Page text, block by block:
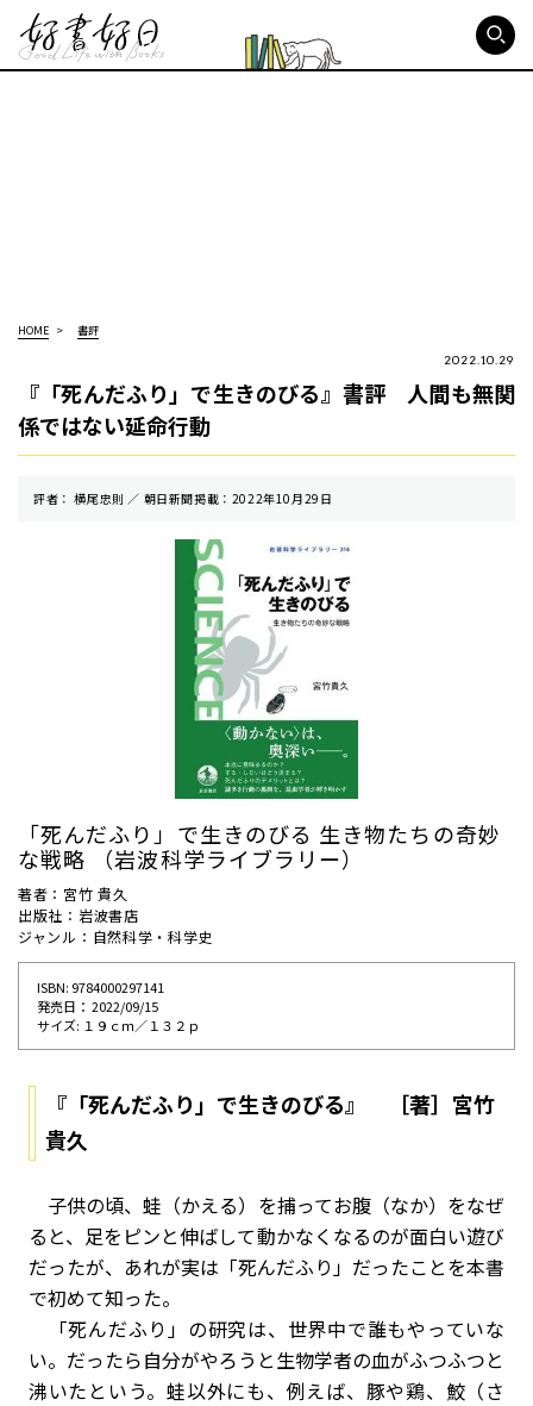
HOME 書評
2022.10.29
『「死んだふり」で生きのびる』書評 人間も無関
係ではない延命行動
評者： 横尾忠則 ／ 朝⽇新聞掲載：2022年10月29日
「死んだふり」で生きのびる 生き物たちの奇妙
な戦略 （岩波科学ライブラリー）
著者：宮竹 貴久
出版社：岩波書店
ジャンル：自然科学・科学史
ISBN: 9784000297141
発売⽇： 2022/09/15
サイズ: １９ｃｍ／１３２ｐ
『「死んだふり」で生きのびる』 ［著］宮竹
貴久
子供の頃、蛙（かえる）を捕ってお腹（なか）をなぜ
ると、足をピンと伸ばして動かなくなるのが面白い遊び
だったが、あれが実は「死んだふり」だったことを本書
で初めて知った。
「死んだふり」の研究は、世界中で誰もやっていな
い。だったら自分がやろうと生物学者の血がふつふつと
沸いたという。蛙以外にも、例えば、豚や鶏、鮫（さ